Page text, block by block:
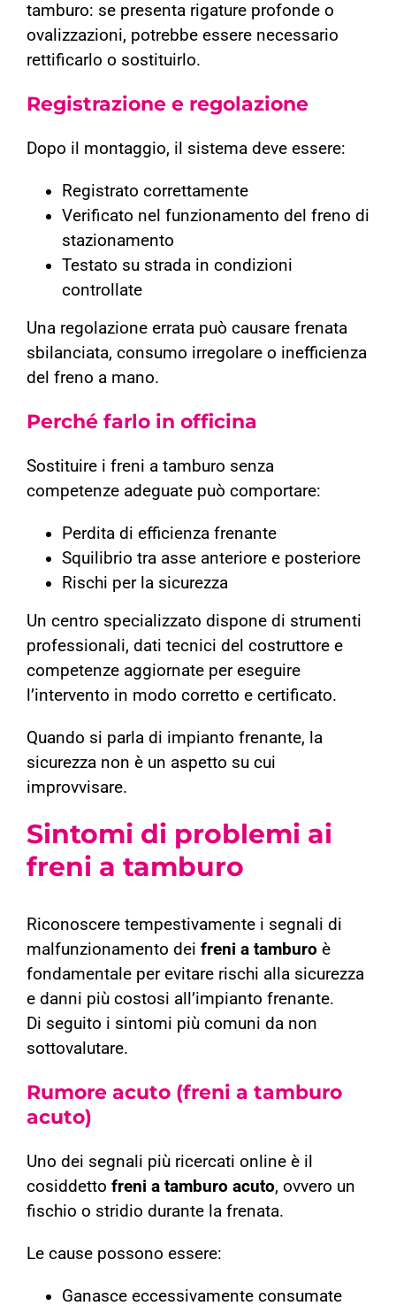
tamburo: se presenta rigature profonde o
ovalizzazioni, potrebbe essere necessario
rettificarlo o sostituirlo.
Registrazione e regolazione
Dopo il montaggio, il sistema deve essere:
Registrato correttamente
Verificato nel funzionamento del freno di
stazionamento
Testato su strada in condizioni
controllate
Una regolazione errata può causare frenata
sbilanciata, consumo irregolare o inefficienza
del freno a mano.
Perché farlo in officina
Sostituire i freni a tamburo senza
competenze adeguate può comportare:
Perdita di efficienza frenante
Squilibrio tra asse anteriore e posteriore
Rischi per la sicurezza
Un centro specializzato dispone di strumenti
professionali, dati tecnici del costruttore e
competenze aggiornate per eseguire
l’intervento in modo corretto e certificato.
Quando si parla di impianto frenante, la
sicurezza non è un aspetto su cui
improvvisare.
Sintomi di problemi ai
freni a tamburo
Riconoscere tempestivamente i segnali di
malfunzionamento dei freni a tamburo è
fondamentale per evitare rischi alla sicurezza
e danni più costosi all’impianto frenante.
Di seguito i sintomi più comuni da non
sottovalutare.
Rumore acuto (freni a tamburo
acuto)
Uno dei segnali più ricercati online è il
cosiddetto freni a tamburo acuto, ovvero un
fischio o stridio durante la frenata.
Le cause possono essere:
Ganasce eccessivamente consumate